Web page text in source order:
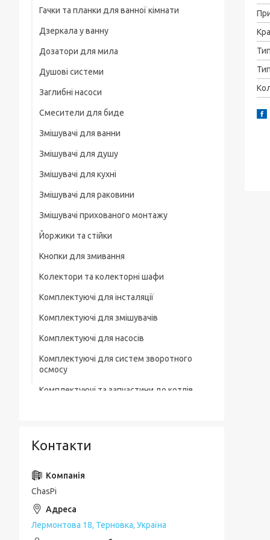
Тип
На груди / плече / пояс
Штативні головки
Магнітні тримачі
Для велосипеда, мотоцикла
Гачки та планки для ванної кімнати
Дзеркала у ванну
Дозатори для мила
Душові системи
Заглибні насоси
Смесители для биде
Змішувачі для ванни
Змішувачі для душу
Змішувачі для кухні
Змішувачі для раковини
Змішувачі прихованого монтажу
Йоржики та стійки
Кнопки для змивання
Колектори та колекторні шафи
Комплектуючі для інсталяції
Комплектуючі для змішувачів
Комплектуючі для насосів
Комплектуючі для систем зворотного
осмосу
Комплектуючі та запчастини до котлів
Лотки для зливної каналізації
Мильниці
Монтажні елементи
Набори для ванної кімнати
Контакти
ChasPi
Лермонтова 18, Терновка, Україна